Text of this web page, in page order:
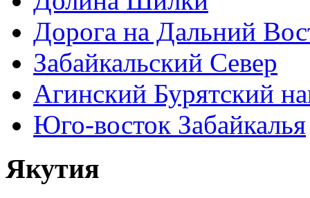
Дорога на Дальний
Забайкальский Север
Агинский Бурятский
Юго-восток Забайкалья
Якутия